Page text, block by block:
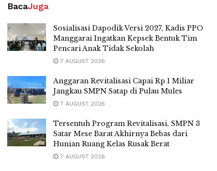
BacaJuga
Sosialisasi Dapodik Versi 2027, Kadis PPO
Manggarai Ingatkan Kepsek Bentuk Tim
Pencari Anak Tidak Sekolah
7 AUGUST 2026
Anggaran Revitalisasi Capai Rp 1 Miliar
Jangkau SMPN Satap di Pulau Mules
7 AUGUST 2026
Tersentuh Program Revitalisasi, SMPN 3
Satar Mese Barat Akhirnya Bebas dari
Hunian Ruang Kelas Rusak Berat
7 AUGUST 2026